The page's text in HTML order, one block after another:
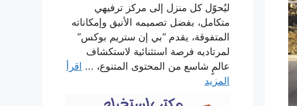
ليُحوّل كل منزل إلى مركز ترفيهي
متكامل، بفضل تصميمه الأنيق وإمكاناته
المتفوقة، يقدم “بي إن ستريم بوكس”
لمرتاديه فرصة استثنائية لاستكشاف
عالمٍ شاسع من المحتوى المتنوع، ... اقرأ
المزيد